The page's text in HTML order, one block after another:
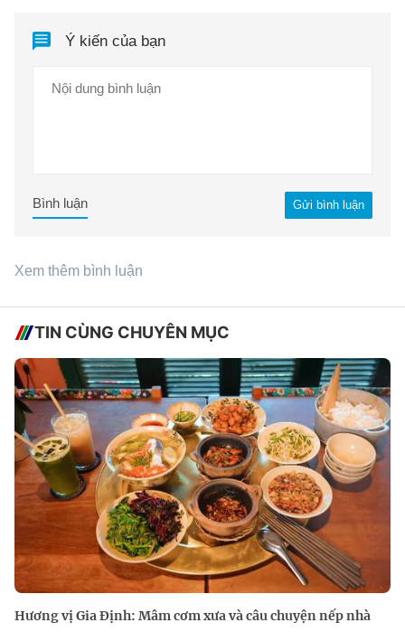
Ý kiến của bạn
Gửi bình luận
Bình luận
Xem thêm bình luận
TIN CÙNG CHUYÊN MỤC
Hương vị Gia Định: Mâm cơm xưa và câu chuyện nếp nhà